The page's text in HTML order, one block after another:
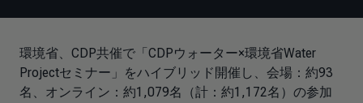
環境省、CDP共催で「CDPウォーター×環境省Water
Projectセミナー」をハイブリッド開催し、会場：約93
名、オンライン：約1,079名（計：約1,172名）の参加